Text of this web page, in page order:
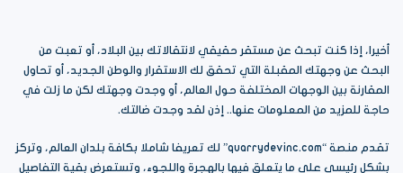
أخيرا، إذا كنت تبحث عن مستقر حقيقي لانتقالاتك بين البلاد، أو تعبت من
البحث عن وجهتك المقبلة التي تحقق لك الاستقرار والوطن الجديد، أو تحاول
المقارنة بين الوجهات المختلفة حول العالم، أو وجدت وجهتك لكن ما زلت في
حاجة للمزيد من المعلومات عنها.. إذن لقد وجدت ضالتك.
تقدم منصة “quarrydevinc.com” لك تعريفا شاملا بكافة بلدان العالم، وتركز
بشكل رئيسي على ما يتعلق فيها بالهجرة واللجوء، وتستعرض بقية التفاصيل